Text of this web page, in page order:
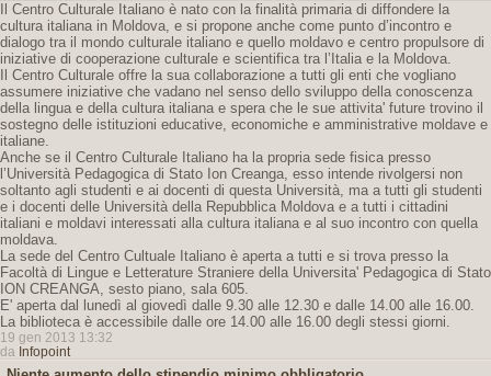
Il Centro Culturale Italiano è nato con la finalità primaria di diffondere la
cultura italiana in Moldova, e si propone anche come punto d’incontro e
dialogo tra il mondo culturale italiano e quello moldavo e centro propulsore di
iniziative di cooperazione culturale e scientifica tra l’Italia e la Moldova.
Il Centro Culturale offre la sua collaborazione a tutti gli enti che vogliano
assumere iniziative che vadano nel senso dello sviluppo della conoscenza
della lingua e della cultura italiana e spera che le sue attivita' future trovino il
sostegno delle istituzioni educative, economiche e amministrative moldave e
italiane.
Anche se il Centro Culturale Italiano ha la propria sede fisica presso
l’Università Pedagogica di Stato Ion Creanga, esso intende rivolgersi non
soltanto agli studenti e ai docenti di questa Università, ma a tutti gli studenti
e i docenti delle Università della Repubblica Moldova e a tutti i cittadini
italiani e moldavi interessati alla cultura italiana e al suo incontro con quella
moldava.
La sede del Centro Cultuale Italiano è aperta a tutti e si trova presso la
Facoltà di Lingue e Letterature Straniere della Universita' Pedagogica di Stato
ION CREANGA, sesto piano, sala 605.
E' aperta dal lunedì al giovedì dalle 9.30 alle 12.30 e dalle 14.00 alle 16.00.
La biblioteca è accessibile dalle ore 14.00 alle 16.00 degli stessi giorni.
19 gen 2013 13:32
da Infopoint